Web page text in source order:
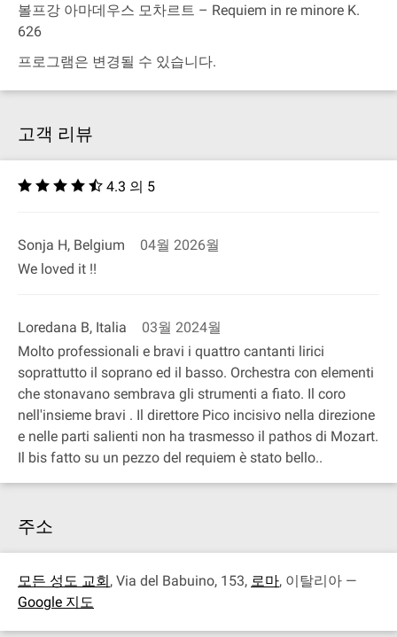
볼프강 아마데우스 모차르트 – Requiem in re minore K.
626
프로그램은 변경될 수 있습니다.
고객 리뷰
4.3 의 5
Sonja H, Belgium
04월 2026월
We loved it !!
Loredana B, Italia
03월 2024월
Molto professionali e bravi i quattro cantanti lirici
soprattutto il soprano ed il basso. Orchestra con elementi
che stonavano sembrava gli strumenti a fiato. Il coro
nell'insieme bravi . Il direttore Pico incisivo nella direzione
e nelle parti salienti non ha trasmesso il pathos di Mozart.
Il bis fatto su un pezzo del requiem è stato bello..
주소
모든 성도 교회, Via del Babuino, 153, 로마, 이탈리아 —
Google 지도